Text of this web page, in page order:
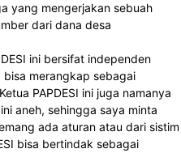
yang mengerjakan sebuah
dari dana desa
ini bersifat independen
bisa merangkap sebagai
PAPDESI ini juga namanya
aneh, sehingga saya minta
ada aturan atau dari sistim
bisa bertindak sebagai